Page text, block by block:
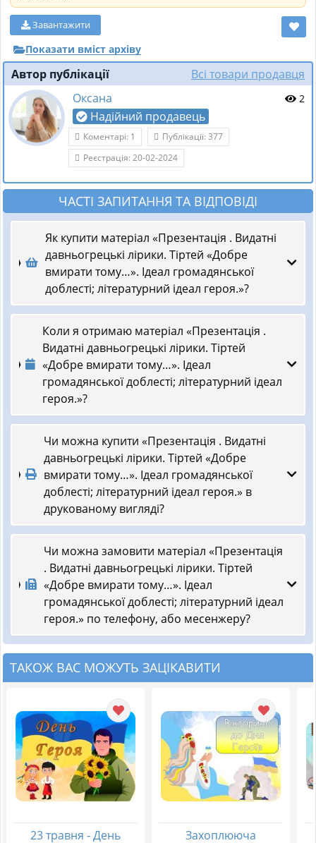
Завантажити
Показати вміст архіву
Автор публікації
Всі товари продавця
Оксана
Надійний продавець
2
Коментарі: 1
Публікації: 377
Реєстрація: 20-02-2024
ЧАСТІ ЗАПИТАННЯ ТА ВІДПОВІДІ
Як купити матеріал «Презентація . Видатні
давньогрецькі лірики. Тіртей «Добре
вмирати тому…». Ідеал громадянської
доблесті; літературний ідеал героя.»?
Коли я отримаю матеріал «Презентація .
Видатні давньогрецькі лірики. Тіртей
«Добре вмирати тому…». Ідеал
громадянської доблесті; літературний ідеал
героя.»?
Чи можна купити «Презентація . Видатні
давньогрецькі лірики. Тіртей «Добре
вмирати тому…». Ідеал громадянської
доблесті; літературний ідеал героя.» в
друкованому вигляді?
Чи можна замовити матеріал «Презентація
. Видатні давньогрецькі лірики. Тіртей
«Добре вмирати тому…». Ідеал
громадянської доблесті; літературний ідеал
героя.» по телефону, або месенжеру?
ТАКОЖ ВАС МОЖУТЬ ЗАЦІКАВИТИ
23 травня - День
Захоплююча